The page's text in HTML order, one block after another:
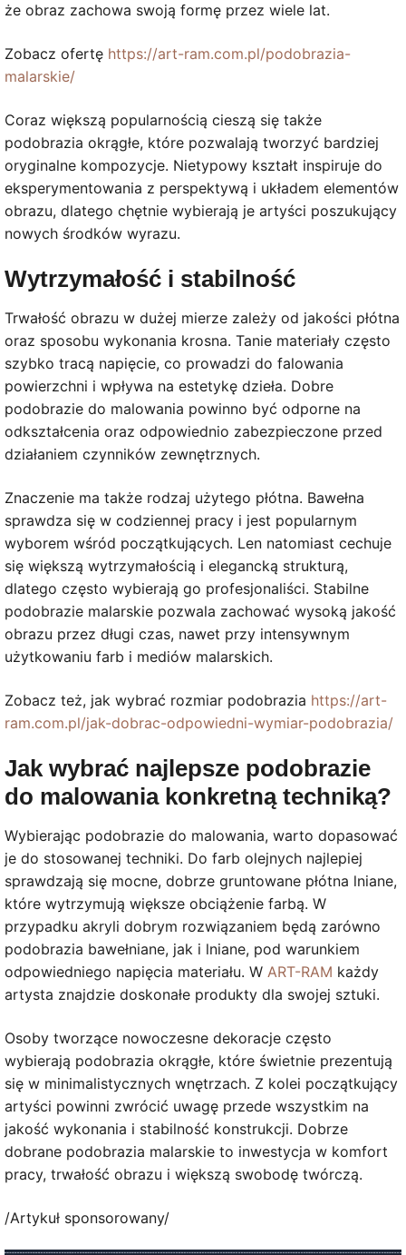
że obraz zachowa swoją formę przez wiele lat.
Zobacz ofertę https://art-ram.com.pl/podobrazia-
malarskie/
Coraz większą popularnością cieszą się także
podobrazia okrągłe, które pozwalają tworzyć bardziej
oryginalne kompozycje. Nietypowy kształt inspiruje do
eksperymentowania z perspektywą i układem elementów
obrazu, dlatego chętnie wybierają je artyści poszukujący
nowych środków wyrazu.
Wytrzymałość i stabilność
Trwałość obrazu w dużej mierze zależy od jakości płótna
oraz sposobu wykonania krosna. Tanie materiały często
szybko tracą napięcie, co prowadzi do falowania
powierzchni i wpływa na estetykę dzieła. Dobre
podobrazie do malowania powinno być odporne na
odkształcenia oraz odpowiednio zabezpieczone przed
działaniem czynników zewnętrznych.
Znaczenie ma także rodzaj użytego płótna. Bawełna
sprawdza się w codziennej pracy i jest popularnym
wyborem wśród początkujących. Len natomiast cechuje
się większą wytrzymałością i elegancką strukturą,
dlatego często wybierają go profesjonaliści. Stabilne
podobrazie malarskie pozwala zachować wysoką jakość
obrazu przez długi czas, nawet przy intensywnym
użytkowaniu farb i mediów malarskich.
Zobacz też, jak wybrać rozmiar podobrazia https://art-
ram.com.pl/jak-dobrac-odpowiedni-wymiar-podobrazia/
Jak wybrać najlepsze podobrazie
do malowania konkretną techniką?
Wybierając podobrazie do malowania, warto dopasować
je do stosowanej techniki. Do farb olejnych najlepiej
sprawdzają się mocne, dobrze gruntowane płótna lniane,
które wytrzymują większe obciążenie farbą. W
przypadku akryli dobrym rozwiązaniem będą zarówno
podobrazia bawełniane, jak i lniane, pod warunkiem
odpowiedniego napięcia materiału. W ART-RAM każdy
artysta znajdzie doskonałe produkty dla swojej sztuki.
Osoby tworzące nowoczesne dekoracje często
wybierają podobrazia okrągłe, które świetnie prezentują
się w minimalistycznych wnętrzach. Z kolei początkujący
artyści powinni zwrócić uwagę przede wszystkim na
jakość wykonania i stabilność konstrukcji. Dobrze
dobrane podobrazia malarskie to inwestycja w komfort
pracy, trwałość obrazu i większą swobodę twórczą.
/Artykuł sponsorowany/